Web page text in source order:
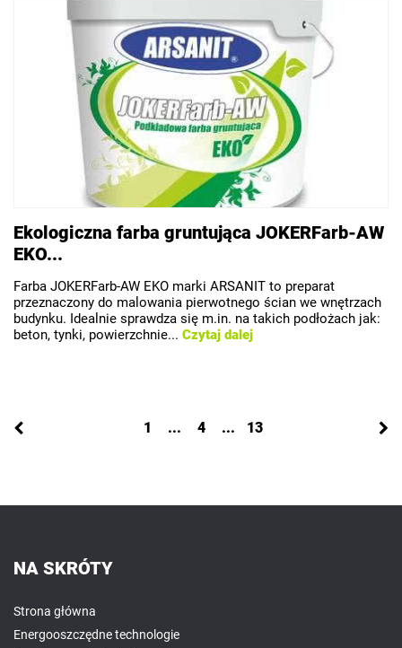
Ekologiczna farba gruntująca JOKERFarb-AW
EKO...
Farba JOKERFarb-AW EKO marki ARSANIT to preparat
przeznaczony do malowania pierwotnego ścian we wnętrzach
budynku. Idealnie sprawdza się m.in. na takich podłożach jak:
beton, tynki, powierzchnie... Czytaj dalej
1 ... 4 ... 13
NA SKRÓTY
Strona główna
Energooszczędne technologie